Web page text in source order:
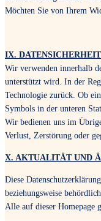
Möchten Sie von Ihrem
IX. DATENSICHERHEIT
Wir verwenden innerhalb
unterstützt wird. In der
Technologie zurück. Ob
Symbols in der unteren
Wir bedienen uns im
Verlust, Zerstörung oder
X. AKTUALITÄT UND
Diese
beziehungsweise
Alle auf dieser Homepage